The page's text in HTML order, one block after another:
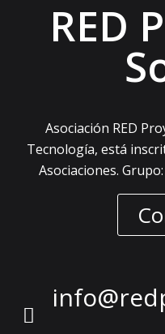
RED
Asociación RED
Tecnología, está
Asociaciones. Grupo: